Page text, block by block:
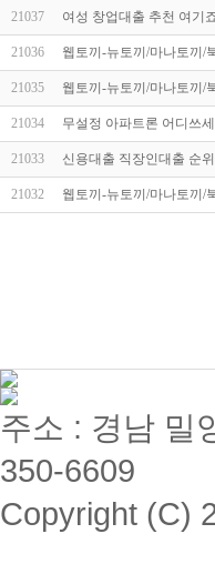
21037 여성 창업대출 추천 여기
21036 웹토끼-뉴토끼/마나토끼/
21035 웹토끼-뉴토끼/마나토끼/
21034 무설정 아파트론 어디쓰
21033 신용대출 직장인대출 순
21032 웹토끼-뉴토끼/마나토끼/
주소 : 경남 밀
350-6609
Copyright (C)